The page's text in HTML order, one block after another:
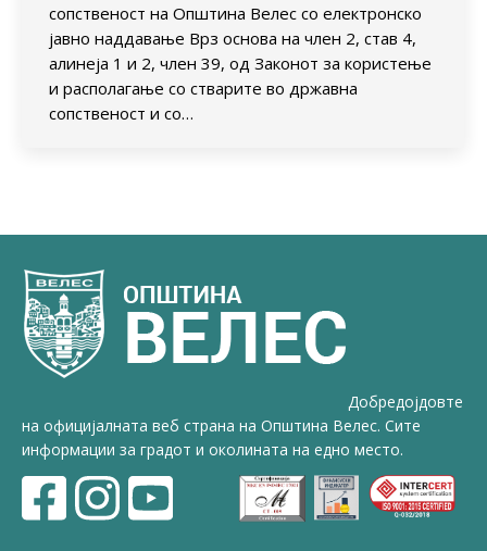
сопственост на Општина Велес со електронско
јавно наддавање Врз основа на член 2, став 4,
алинеја 1 и 2, член 39, од Законот за користење
и располагање со стварите во државна
сопственост и со…
Добредојдовте
на официјалната веб страна на Општина Велес. Сите
информации за градот и околината на едно место.